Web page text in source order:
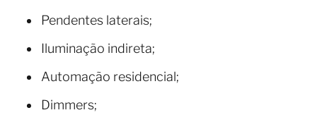
Pendentes laterais;
Iluminação indireta;
Automação residencial;
Dimmers;